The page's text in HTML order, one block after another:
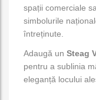
spații comerciale
simbolurile
întreținute.
Adaugă un Steag
pentru a sublinia
eleganță locului